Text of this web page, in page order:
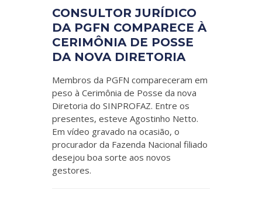
CONSULTOR JURÍDICO
DA PGFN COMPARECE À
CERIMÔNIA DE POSSE
DA NOVA DIRETORIA
Membros da PGFN compareceram em
peso à Cerimônia de Posse da nova
Diretoria do SINPROFAZ. Entre os
presentes, esteve Agostinho Netto.
Em vídeo gravado na ocasião, o
procurador da Fazenda Nacional filiado
desejou boa sorte aos novos
gestores.